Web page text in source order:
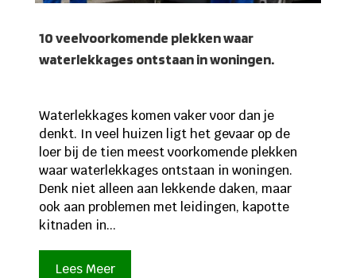
10 veelvoorkomende plekken waar
waterlekkages ontstaan in woningen.
Waterlekkages komen vaker voor dan je
denkt. In veel huizen ligt het gevaar op de
loer bij de tien meest voorkomende plekken
waar waterlekkages ontstaan in woningen.
Denk niet alleen aan lekkende daken, maar
ook aan problemen met leidingen, kapotte
kitnaden in...
Lees Meer